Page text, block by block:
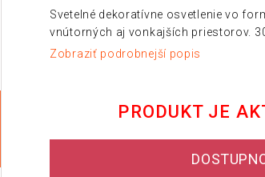
Svetelné dekoratívne osvetlenie vo
vnútorných aj vonkajších priestorov.
Zobraziť podrobnejší popis
PRODUKT JE